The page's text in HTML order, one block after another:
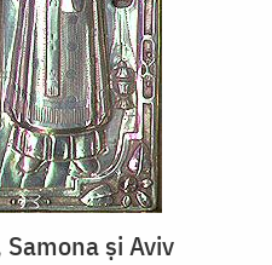
și Aviv